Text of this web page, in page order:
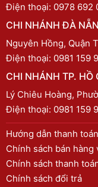
Điện thoại: 0978 692
CHI NHÁNH ĐÀ
Nguyên Hồng, Quận
Điện thoại: 0981 159
CHI NHÁNH TP. HỒ
Lý Chiêu Hoàng,
Điện thoại: 0981 159
Hướng dẫn thanh toán
Chính sách bán hàng
Chính sách thanh
Chính sách đổi trả